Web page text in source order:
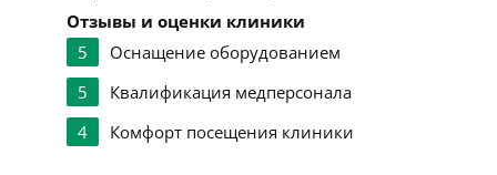
Отзывы и оценки клиники
5
Оснащение оборудованием
5
Квалификация медперсонала
4
Комфорт посещения клиники